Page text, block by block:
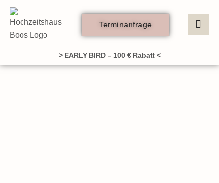
Zum
Inhalt
springen
Terminanfrage
> EARLY BIRD – 100 € Rabatt <